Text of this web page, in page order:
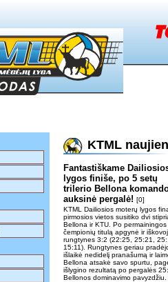
KTML
Fantastiškame
lygos finiše, po 5 setų
trilerio Bellona
auksinė pergalė! [0]
KTML Dailiosios moterų lygos
pirmosios vietos susitiko dvi
Bellona ir KTU. Po
čempionių titulą apgynė ir
rungtynes 3:2 (22:25, 25:21,
15:11). Rungtynes geriau
išlaikė nedidelį pranašumą ir
Bellona atsakė savo spurtu,
išlygino rezultatą po pergalės
Bellonos dominavimo